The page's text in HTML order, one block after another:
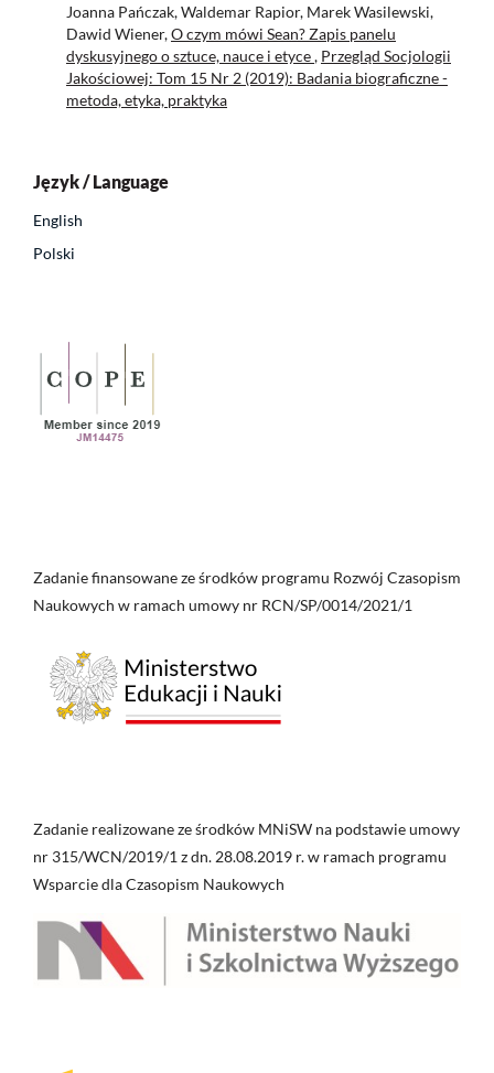
Joanna Pańczak, Waldemar Rapior, Marek Wasilewski,
Dawid Wiener,O czym mówi Sean? Zapis panelu
dyskusyjnego o sztuce, nauce i etyce, Przegląd Socjologii
Jakościowej: Tom 15 Nr 2 (2019): Badania biograficzne -
metoda, etyka, praktyka
Język / Language
English
Polski
Zadanie finansowane ze środków programu Rozwój Czasopism
Naukowych w ramach umowy nr RCN/SP/0014/2021/1
Zadanie realizowane ze środków MNiSW na podstawie umowy
nr 315/WCN/2019/1 z dn. 28.08.2019 r. w ramach programu
Wsparcie dla Czasopism Naukowych